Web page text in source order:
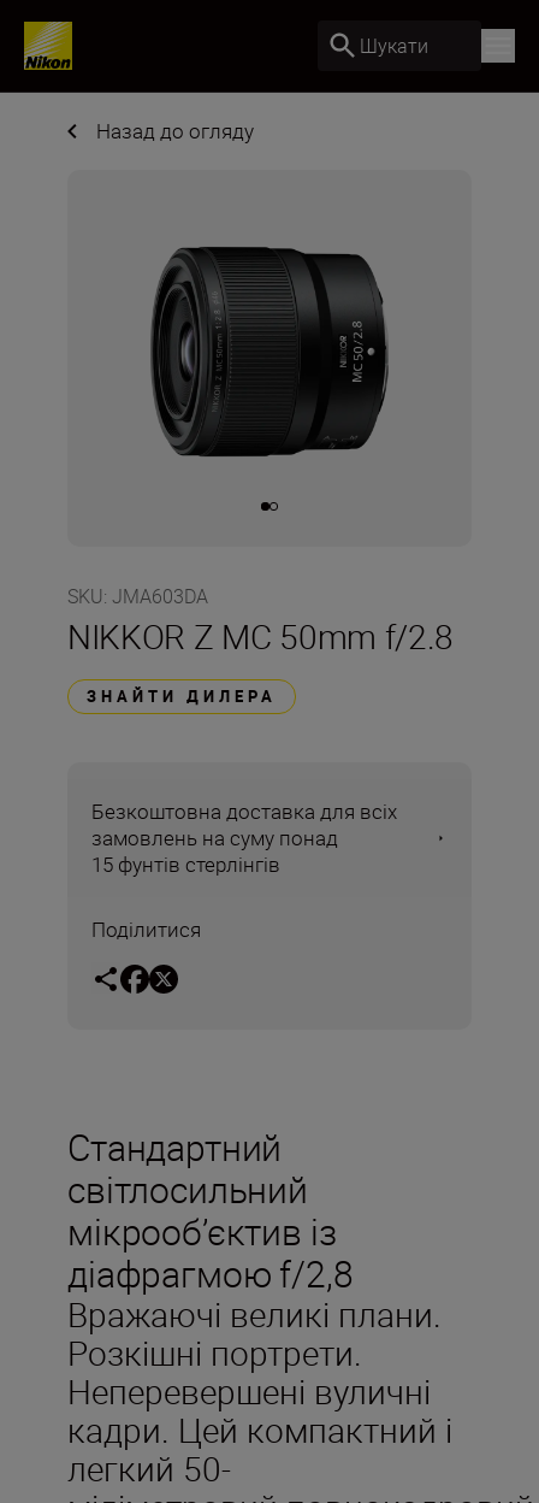
Шукати
Назад до огляду
SKU: JMA603DA
NIKKOR Z MC 50mm f/2.8
ЗНАЙТИ ДИЛЕРА
Безкоштовна доставка для всіх
замовлень на суму понад
15 фунтів стерлінгів
Поділитися
Стандартний
світлосильний
мікрооб’єктив із
діафрагмою f/2,8
Вражаючі великі плани.
Розкішні портрети.
Неперевершені вуличні
кадри. Цей компактний і
легкий 50-